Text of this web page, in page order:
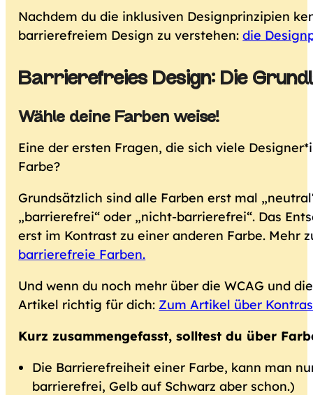
Nachdem du die inklusiven Designprinzipien
barrierefreiem Design zu verstehen:die
Barrierefreies Design: Die
Wähle deine Farben weise!
Eine der ersten Fragen, die sich viele
Farbe?
Grundsätzlich sind alle Farben erst mal
„barrierefrei“ oder „nicht-barrierefrei“. Das
erst im Kontrast zu einer anderen Farbe. Mehr
barrierefreie Farben.
Und wenn du noch mehr über die WCAG und
Artikel richtig für dich: Zum Artikel über
Kurz zusammengefasst, solltest du über
Die Barrierefreiheit einer Farbe, kann man
barrierefrei, Gelb auf Schwarz aber schon.)